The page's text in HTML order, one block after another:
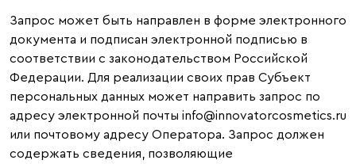
Запрос может быть направлен в форме электронного
документа и подписан электронной подписью в
соответствии с законодательством Российской
Федерации. Для реализации своих прав Субъект
персональных данных может направить запрос по
адресу электронной почты info@innovatorcosmetics.ru
или почтовому адресу Оператора. Запрос должен
содержать сведения, позволяющие